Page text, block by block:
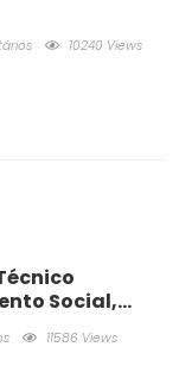
10240 Views
Social,
11586 Views